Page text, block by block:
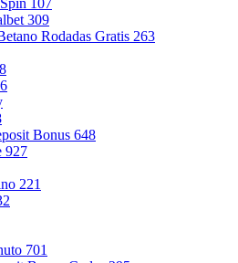
107
309
Rodadas Gratis 263
Bonus 648
927
221
701